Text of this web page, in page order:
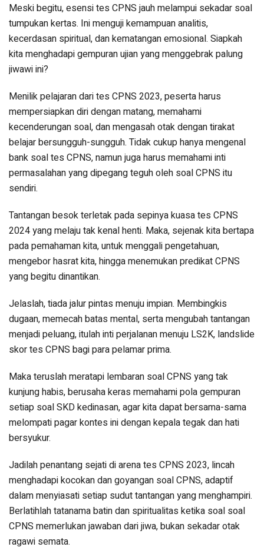
Meski begitu, esensi tes CPNS jauh melampui sekadar soal
tumpukan kertas. Ini menguji kemampuan analitis,
kecerdasan spiritual, dan kematangan emosional. Siapkah
kita menghadapi gempuran ujian yang menggebrak palung
jiwawi ini?
Menilik pelajaran dari tes CPNS 2023, peserta harus
mempersiapkan diri dengan matang, memahami
kecenderungan soal, dan mengasah otak dengan tirakat
belajar bersungguh-sungguh. Tidak cukup hanya mengenal
bank soal tes CPNS, namun juga harus memahami inti
permasalahan yang dipegang teguh oleh soal CPNS itu
sendiri.
Tantangan besok terletak pada sepinya kuasa tes CPNS
2024 yang melaju tak kenal henti. Maka, sejenak kita bertapa
pada pemahaman kita, untuk menggali pengetahuan,
mengebor hasrat kita, hingga menemukan predikat CPNS
yang begitu dinantikan.
Jelaslah, tiada jalur pintas menuju impian. Membingkis
dugaan, memecah batas mental, serta mengubah tantangan
menjadi peluang, itulah inti perjalanan menuju LS2K, landslide
skor tes CPNS bagi para pelamar prima.
Maka teruslah meratapi lembaran soal CPNS yang tak
kunjung habis, berusaha keras memahami pola gempuran
setiap soal SKD kedinasan, agar kita dapat bersama-sama
melompati pagar kontes ini dengan kepala tegak dan hati
bersyukur.
Jadilah penantang sejati di arena tes CPNS 2023, lincah
menghadapi kocokan dan goyangan soal CPNS, adaptif
dalam menyiasati setiap sudut tantangan yang menghampiri.
Berlatihlah tatanama batin dan spiritualitas ketika soal soal
CPNS memerlukan jawaban dari jiwa, bukan sekadar otak
ragawi semata.